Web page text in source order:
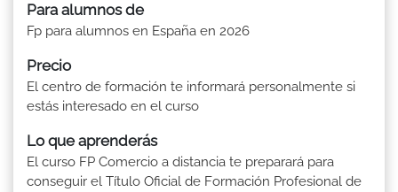
Para alumnos de
Fp para alumnos en España en 2026
Precio
El centro de formación te informará personalmente si
estás interesado en el curso
Lo que aprenderás
El curso FP Comercio a distancia te preparará para
conseguir el Título Oficial de Formación Profesional de